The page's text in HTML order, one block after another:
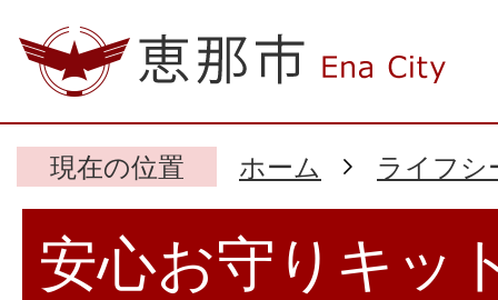
現在の位置 ホーム ライフシ
安心お守りキッ